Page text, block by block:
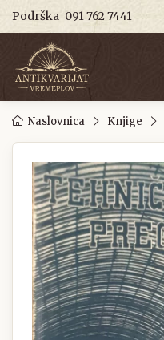
Podrška 091 762 7441
Naslovnica Knjige